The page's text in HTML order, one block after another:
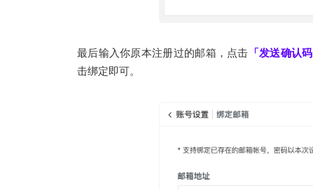
最后输入你原本注册过的邮箱，点击 「发送确认码
击绑定即可。